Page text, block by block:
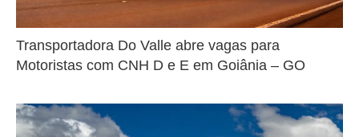
Transportadora Do Valle abre vagas para
Motoristas com CNH D e E em Goiânia – GO